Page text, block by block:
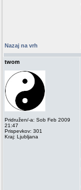
Nazaj na vrh
twom
Pridružen/-a: Sob Feb 2009
21:47
Prispevkov: 301
Kraj: Ljubljana